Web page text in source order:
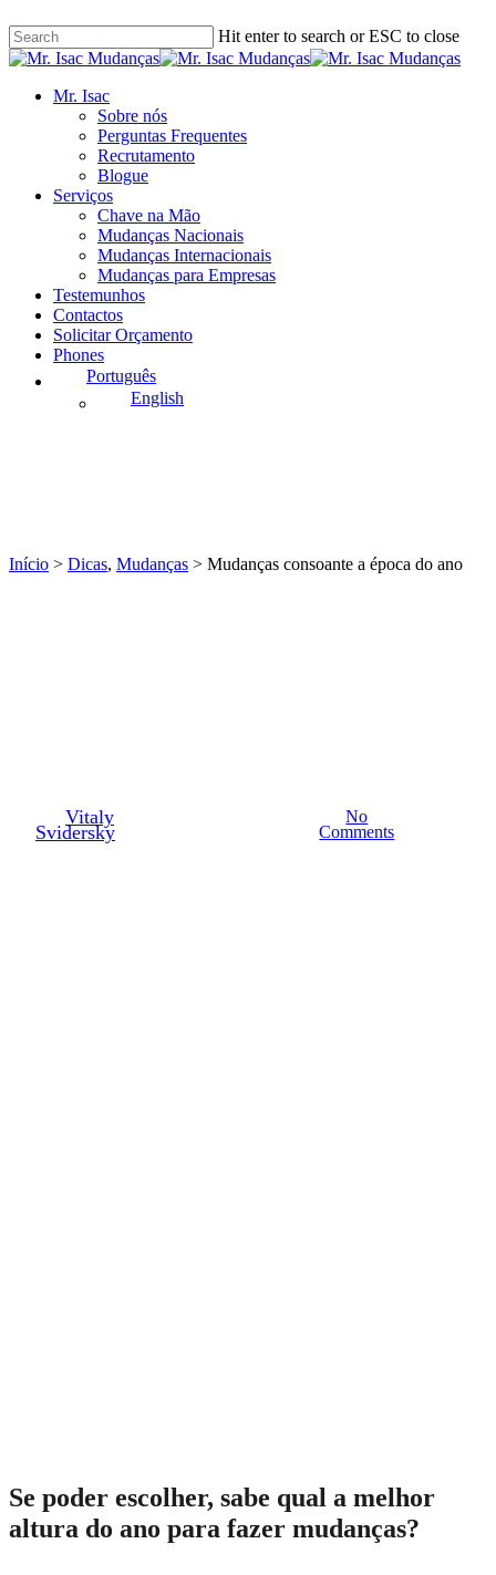
to
main
Hit enter to search or ESC to close
Close
Menu
Mr. Isac
Sobre nós
Perguntas Frequentes
Recrutamento
Blogue
Serviços
Chave na Mão
Mudanças Nacionais
Mudanças Internacionais
Mudanças para Empresas
Testemunhos
Contactos
Solicitar Orçamento
Phones
Português
English
Início > Dicas, Mudanças > Mudanças consoante a época do ano
Vitaly
Svidersky
No
Comments
Se poder escolher, sabe qual a melhor
altura do ano para fazer mudanças?